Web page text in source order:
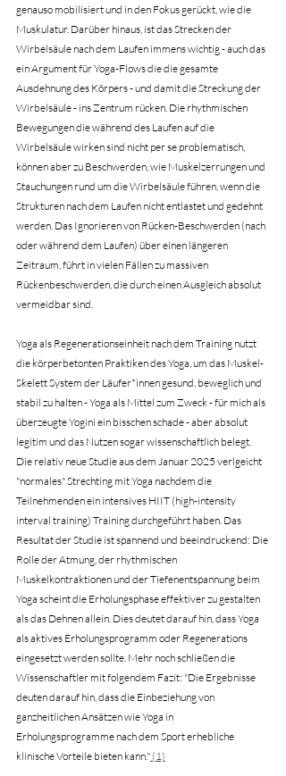
genauso mobilisiert und in den Fokus gerückt, wie die
Muskulatur. Darüber hinaus, ist das Strecken der
Wirbelsäule nach dem Laufen immens wichtig - auch das
ein Argument für Yoga-Flows die die gesamte
Ausdehnung des Körpers - und damit die Streckung der
Wirbelsäule - ins Zentrum rücken. Die rhythmischen
Bewegungen die während des Laufen auf die
Wirbelsäule wirken sind nicht per se problematisch,
können aber zu Beschwerden, wie Muskelzerrungen und
Stauchungen rund um die Wirbelsäule führen, wenn die
Strukturen nach dem Laufen nicht entlastet und gedehnt
werden. Das Ignorieren von Rücken-Beschwerden (nach
oder während dem Laufen) über einen längeren
Zeitraum, führt in vielen Fällen zu massiven
Rückenbeschwerden, die durch einen Ausgleich absolut
vermeidbar sind.
Yoga als Regenerationseinheit nach dem Training nutzt
die körperbetonten Praktiken des Yoga, um das Muskel-
Skelett System der Läufer*innen gesund, beweglich und
stabil zu halten - Yoga als Mittel zum Zweck - für mich als
überzeugte Yogini ein bisschen schade - aber absolut
legitim und das Nutzen sogar wissenschaftlich belegt.
Die relativ neue Studie aus dem Januar 2025 verlgeicht
"normales" Strechting mit Yoga nachdem die
Teilnehmenden ein intensives HIIT (high-intensity
interval training) Training durchgeführt haben. Das
Resultat der Studie ist spannend und beeindruckend: Die
Rolle der Atmung, der rhythmischen
Muskelkontraktionen und der Tiefenentspannung beim
Yoga scheint die Erholungsphase effektiver zu gestalten
als das Dehnen allein. Dies deutet darauf hin, dass Yoga
als aktives Erholungsprogramm oder Regenerations
eingesetzt werden sollte. Mehr noch schließen die
Wissenschaftler mit folgendem Fazit: "Die Ergebnisse
deuten darauf hin, dass die Einbeziehung von
ganzheitlichen Ansätzen wie Yoga in
Erholungsprogramme nach dem Sport erhebliche
klinische Vorteile bieten kann." (1)